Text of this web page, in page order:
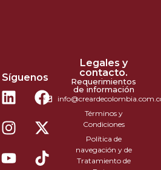
Síguenos
Legales y
contacto.
Requerimientos
de información
Términos y
Condiciones
Política de
navegación y de
Tratamiento de